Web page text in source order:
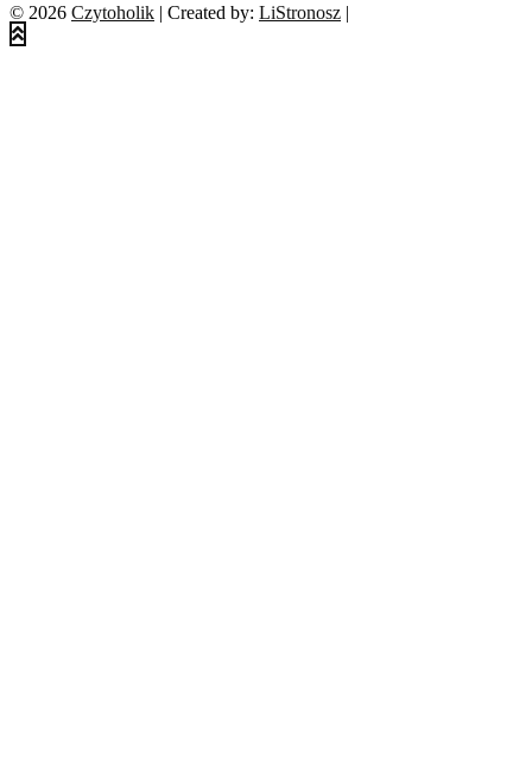
© 2026 Czytoholik | Created by: LiStronosz |